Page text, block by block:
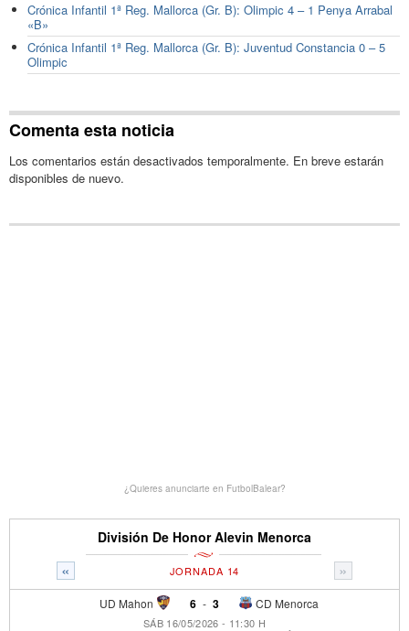
Crónica Infantil 1ª Reg. Mallorca (Gr. B): Olimpic 4 – 1 Penya Arrabal
«B»
Crónica Infantil 1ª Reg. Mallorca (Gr. B): Juventud Constancia 0 – 5
Olimpic
Comenta esta noticia
Los comentarios están desactivados temporalmente. En breve estarán
disponibles de nuevo.
¿Quieres anunciarte en FutbolBalear?
División De Honor Alevin Menorca
« »
JORNADA 14
UD Mahon 6 - CD Menorca
3
SÁB 16/05/2026 - 11:30 H